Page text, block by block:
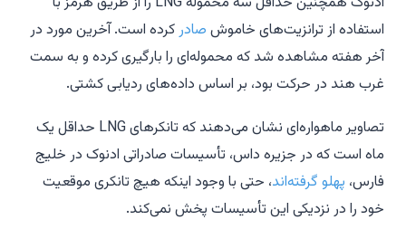
استفاده از ترانزیت‌های خاموش صادرکرده است. آخرین مورد در
آخر هفته مشاهده شد که محموله‌ای را بارگیری کرده و به سمت
غرب هند در حرکت بود، بر اساس داده‌های ردیابی کشتی.
تصاویر ماهواره‌ای نشان می‌دهند که تانکرهای LNG حداقل یک
ماه است که در جزیره داس، تأسیسات صادراتی ادنوک در خلیج
فارس، پهلو گرفته‌اند، حتی با وجود اینکه هیچ تانکری موقعیت
خود را در نزدیکی این تأسیسات پخش نمی‌کند.